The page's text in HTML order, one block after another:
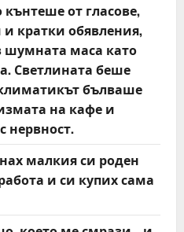
от гласове,
кратки обявления,
шумната маса като
Светлината беше
бълваше
на кафе и
нервност.
малкия си роден
и си купих сама